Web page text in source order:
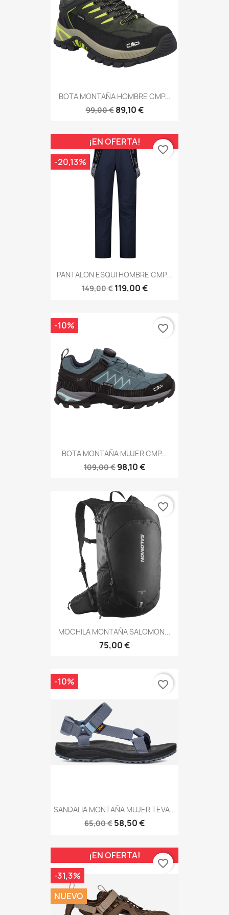
BOTA MONTAÑA HOMBRE CMP...
99,00 € 89,10 €
PANTALON ESQUI HOMBRE CMP...
149,00 € 119,00 €
¡EN OFERTA!
-20,13%
favorite_border
BOTA MONTAÑA MUJER CMP...
109,00 € 98,10 €
-10% favorite_border
MOCHILA MONTAÑA SALOMON...
75,00 €
favorite_border
SANDALIA MONTAÑA MUJER TEVA...
65,00 € 58,50 €
-10% favorite_border
¡EN OFERTA!
-31,3%
NUEVO
favorite_border